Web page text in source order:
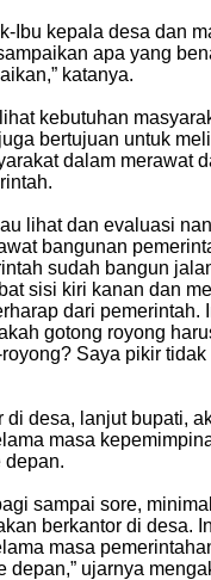
Ibu kepala desa dan
apa yang
katanya.
kebutuhan
bertujuan untuk
dalam merawat
lihat dan evaluasi
bangunan
sudah bangun
sisi kiri kanan dan
dari pemerintah.
gotong royong
Saya pikir tidak
di desa, lanjut bupati,
masa
depan.
sampai sore,
berkantor di desa.
masa
depan,” ujarnya